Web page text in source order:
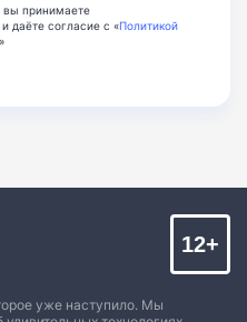
вы принимаете
и даёте согласие с «Политикой
»
уже наступило. Мы
12+